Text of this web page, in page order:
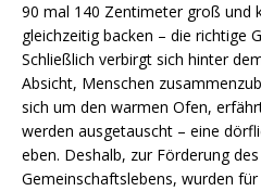
90 mal 140 Zentimeter groß und
gleichzeitig backen – die richtige
Schließlich verbirgt sich hinter
Absicht, Menschen
sich um den warmen Ofen,
werden ausgetauscht – eine
eben. Deshalb, zur Förderung
Gemeinschaftslebens, wurden